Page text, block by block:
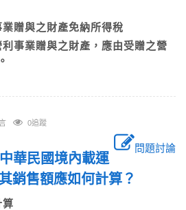
業贈與之財產免納所得稅
事業贈與之財產，應由受贈之營
0追蹤
問題討論
華民國境內載運
其銷售額應如何計算？
算